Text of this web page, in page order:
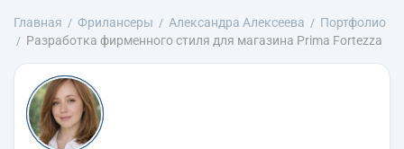
Главная Фрилансеры Александра Алексеева
Портфолио
Разработка фирменного стиля для магазина Prima Fortezza